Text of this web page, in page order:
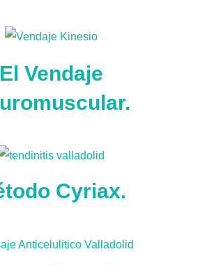
El Vendaje
Cyriax.